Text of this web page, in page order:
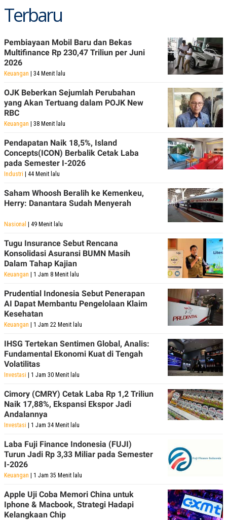
SITEMAPPROFILETERM
OF
USE
PEMBERITAAN
PRIVACY
POLICY
Terbaru
Pembiayaan Mobil Baru dan Bekas
Multifinance Rp 230,47 Triliun per Juni
2026
Keuangan | 34 Menit lalu
OJK Beberkan Sejumlah Perubahan
yang Akan Tertuang dalam POJK New
RBC
Keuangan | 38 Menit lalu
Pendapatan Naik 18,5%, Island
Concepts(ICON) Berbalik Cetak Laba
pada Semester I-2026
Industri | 44 Menit lalu
Saham Whoosh Beralih ke Kemenkeu,
Herry: Danantara Sudah Menyerah
Nasional | 49 Menit lalu
Tugu Insurance Sebut Rencana
Konsolidasi Asuransi BUMN Masih
Dalam Tahap Kajian
Keuangan | 1 Jam 8 Menit lalu
Prudential Indonesia Sebut Penerapan
AI Dapat Membantu Pengelolaan Klaim
Kesehatan
Keuangan | 1 Jam 22 Menit lalu
IHSG Tertekan Sentimen Global, Analis:
Fundamental Ekonomi Kuat di Tengah
Volatilitas
Investasi | 1 Jam 30 Menit lalu
Cimory (CMRY) Cetak Laba Rp 1,2 Triliun
Naik 17,88%, Ekspansi Ekspor Jadi
Andalannya
Investasi | 1 Jam 34 Menit lalu
Laba Fuji Finance Indonesia (FUJI)
Turun Jadi Rp 3,33 Miliar pada Semester
I-2026
Keuangan | 1 Jam 35 Menit lalu
Apple Uji Coba Memori China untuk
Iphone & Macbook, Strategi Hadapi
Kelangkaan Chip